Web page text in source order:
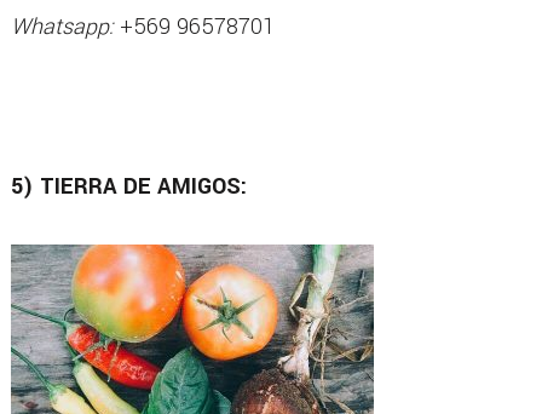
Whatsapp:+569 96578701
5) TIERRA DE AMIGOS: